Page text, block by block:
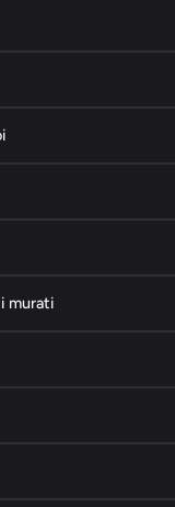
murati